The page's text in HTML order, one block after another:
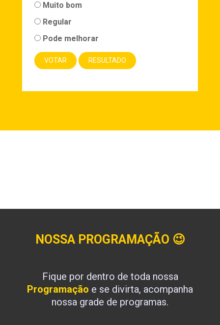
Muito bom
Regular
Pode melhorar
NOSSA PROGRAMAÇÃO 😉
Fique por dentro de toda nossa
Programação e se divirta, acompanha
nossa grade de programas.